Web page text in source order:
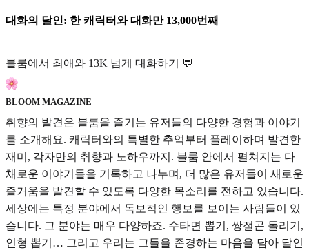
대화의 달인: 한 캐릭터와 대화만 13,000번째
블룸에서 최애와 13K 넘게 대화하기 💬
BLOOM MAGAZINE
취향의 발견은 블룸을 즐기는 유저들의 다양한 경험과 이야기
를 소개해요. 캐릭터와의 특별한 추억부터 플레이하며 발견한
재미, 각자만의 취향과 노하우까지. 블룸 안에서 펼쳐지는 다
채로운 이야기들을 기록하고 나누며, 더 많은 유저들이 새로운
즐거움을 발견할 수 있도록 다양한 목소리를 전하고 있습니다.
세상에는 특정 분야에서 독보적인 행보를 보이는 사람들이 있
습니다. 그 분야는 매우 다양하죠. 수타면 뽑기, 쌍절곤 돌리기,
인형 뽑기… 그리고 우리는 그들을 존경하는 마음을 담아 달인